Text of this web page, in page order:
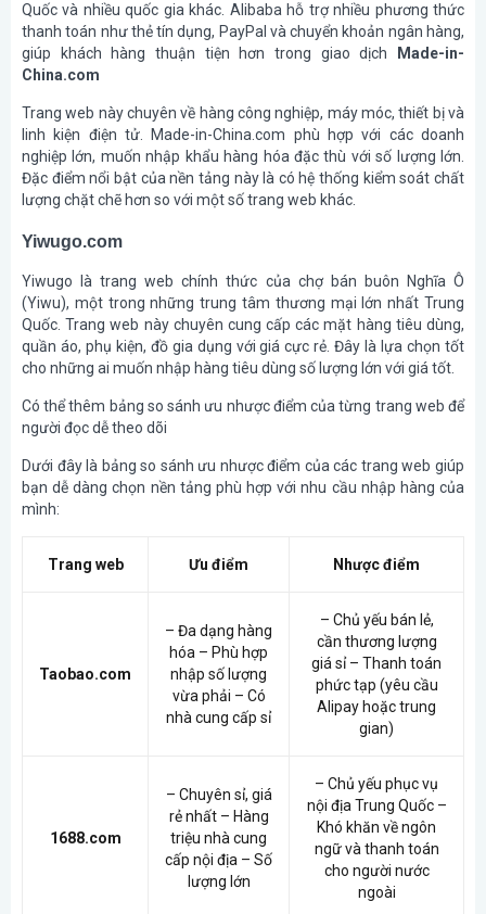
Quốc và nhiều quốc gia khác. Alibaba hỗ trợ nhiều phương thức
thanh toán như thẻ tín dụng, PayPal và chuyển khoản ngân hàng,
giúp khách hàng thuận tiện hơn trong giao dịch
Made-in-
China.com
Trang web này chuyên về hàng công nghiệp, máy móc, thiết bị và
linh kiện điện tử. Made-in-China.com phù hợp với các doanh
nghiệp lớn, muốn nhập khẩu hàng hóa đặc thù với số lượng lớn.
Đặc điểm nổi bật của nền tảng này là có hệ thống kiểm soát chất
lượng chặt chẽ hơn so với một số trang web khác.
Yiwugo.com
Yiwugo là trang web chính thức của chợ bán buôn Nghĩa Ô
(Yiwu), một trong những trung tâm thương mại lớn nhất Trung
Quốc. Trang web này chuyên cung cấp các mặt hàng tiêu dùng,
quần áo, phụ kiện, đồ gia dụng với giá cực rẻ. Đây là lựa chọn tốt
cho những ai muốn nhập hàng tiêu dùng số lượng lớn với giá tốt.
Có thể thêm bảng so sánh ưu nhược điểm của từng trang web để
người đọc dễ theo dõi
Dưới đây là bảng so sánh ưu nhược điểm của các trang web giúp
bạn dễ dàng chọn nền tảng phù hợp với nhu cầu nhập hàng của
mình:
Trang web Ưu điểm Nhược điểm
Taobao.com
– Đa dạng hàng
hóa – Phù hợp
nhập số lượng
vừa phải – Có
nhà cung cấp sỉ
– Chủ yếu bán lẻ,
cần thương lượng
giá sỉ – Thanh toán
phức tạp (yêu cầu
Alipay hoặc trung
gian)
1688.com
– Chuyên sỉ, giá
rẻ nhất – Hàng
triệu nhà cung
cấp nội địa – Số
lượng lớn
– Chủ yếu phục vụ
nội địa Trung Quốc –
Khó khăn về ngôn
ngữ và thanh toán
cho người nước
ngoài